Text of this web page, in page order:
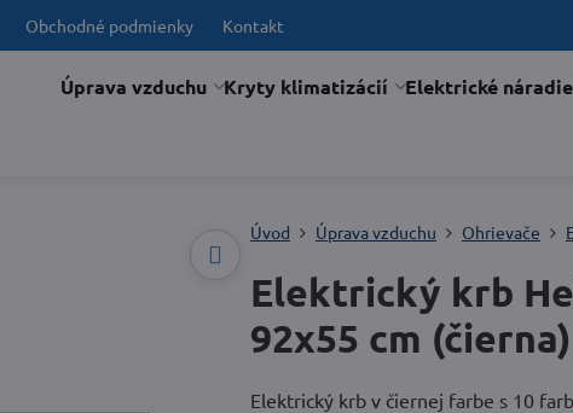
Obchodné podmienky Kontakt
Úprava vzduchu Kryty klimatizácií Elektrické náradie
Úvod Úprava vzduchu Ohrievače
Elektrický krb
92x55 cm (čierna)
Elektrický krb v čiernej farbe s 10